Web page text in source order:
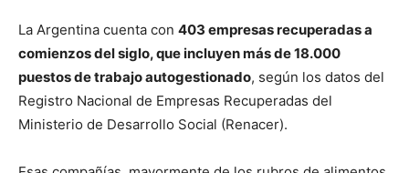
La Argentina cuenta con 403 empresas recuperadas a
comienzos del siglo, que incluyen más de 18.000
puestos de trabajo autogestionado, según los datos del
Registro Nacional de Empresas Recuperadas del
Ministerio de Desarrollo Social (Renacer).